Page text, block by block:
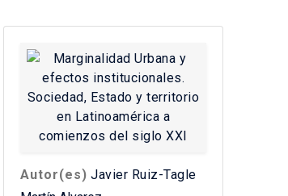
Autor(es) Javier Ruiz-Tagle